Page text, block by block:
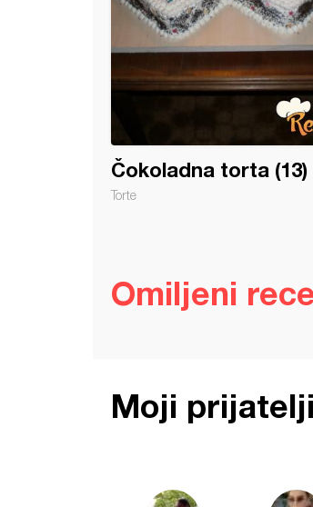
Čokoladna torta (13)
Torte
Omiljeni
Moji prijatelji